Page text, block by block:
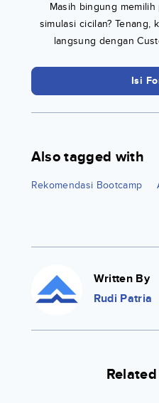
Masih bingung
simulasi cicilan? Tenang,
langsung dengan
Isi
Also tagged with
Rekomendasi Bootcamp
Written By
Rudi Patria